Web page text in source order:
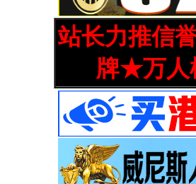
站长力推信
牌★万人